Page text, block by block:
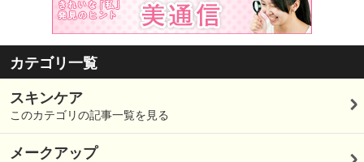
カテゴリ一覧
スキンケア
このカテゴリの記事一覧を見る
メークアップ